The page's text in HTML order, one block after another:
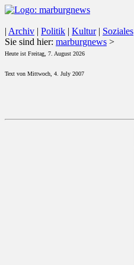
| Archiv | Politik | Kultur| Soziales
Sie sind hier: marburgnews >
Heute ist Freitag, 7. August 2026
Text von Mittwoch, 4. July 2007